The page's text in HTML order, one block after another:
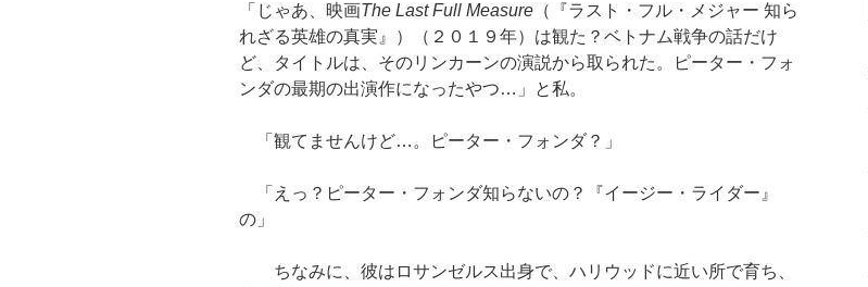
「じゃあ、映画The Last Full Measure （『ラスト・フル・メジャー 知ら
れざる英雄の真実』）（２０１９年）は観た？ベトナム戦争の話だけ
ど、タイトルは、そのリンカーンの演説から取られた。ピーター・フォ
ンダの最期の出演作になったやつ…」と私。
「観てませんけど…。ピーター・フォンダ？」
「えっ？ピーター・フォンダ知らないの？『イージー・ライダー』
の」
ちなみに、彼はロサンゼルス出身で、ハリウッドに近い所で育ち、